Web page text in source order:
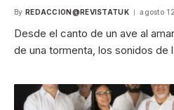
By REDACCION@REVISTATUK agosto
Desde el canto de un ave al
de una tormenta, los sonidos de